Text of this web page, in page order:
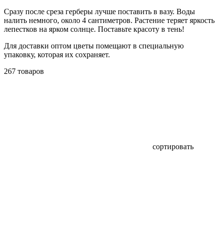
Сразу после среза герберы лучше поставить в вазу. Воды
налить немного, около 4 сантиметров. Растение теряет яркость
лепестков на ярком солнце. Поставьте красоту в тень!
Для доставки оптом цветы помещают в специальную
упаковку, которая их сохраняет.
267 товаров
сортировать